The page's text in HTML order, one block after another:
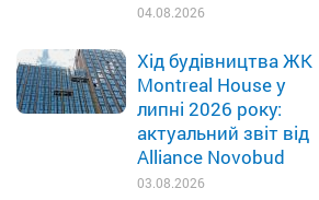
04.08.2026
Хід будівництва ЖК
Montreal House у
липні 2026 року:
актуальний звіт від
Alliance Novobud
03.08.2026